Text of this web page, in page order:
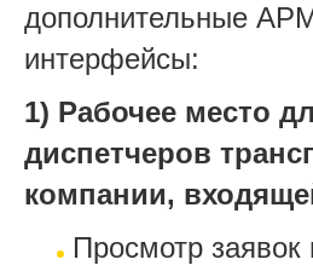
дополнительные
интерфейсы:
1) Рабочее место
диспетчеров
компании,
Просмотр заявок